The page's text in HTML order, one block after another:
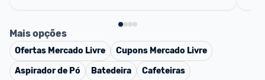
Mais opções
Ofertas Mercado Livre Cupons Mercado Livre
Aspirador de Pó
Batedeira
Cafeteiras